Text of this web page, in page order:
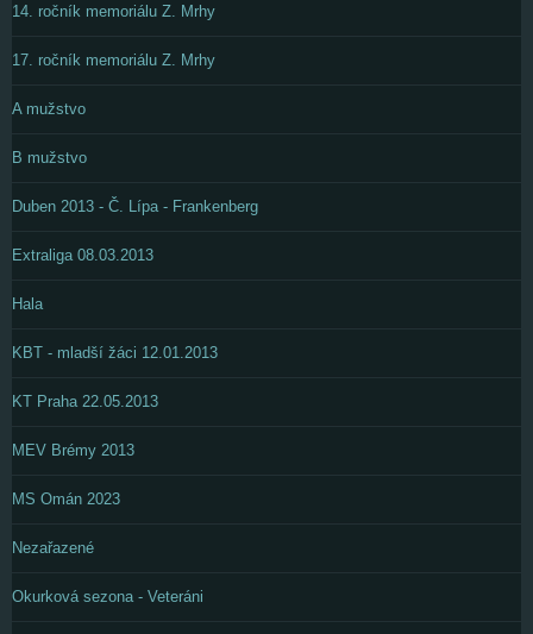
14. ročník memoriálu Z. Mrhy
17. ročník memoriálu Z. Mrhy
A mužstvo
B mužstvo
Duben 2013 - Č. Lípa - Frankenberg
Extraliga 08.03.2013
Hala
KBT - mladší žáci 12.01.2013
KT Praha 22.05.2013
MEV Brémy 2013
MS Omán 2023
Nezařazené
Okurková sezona - Veteráni